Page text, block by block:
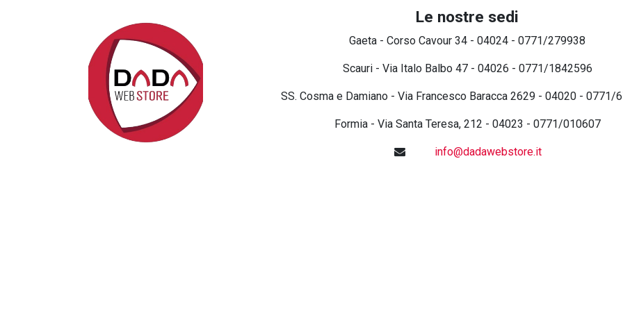
Le nostre sedi
Gaeta - Corso Cavour 34 - 04024 - 0771/279938
Scauri - Via Italo Balbo 47 - 04026 - 0771/1842596
SS. Cosma e Damiano - Via Francesco Baracca 2629 - 04020 - 0771/
Formia - Via Santa Teresa, 212 - 04023 - 0771/010607
info@dadawebstore.it